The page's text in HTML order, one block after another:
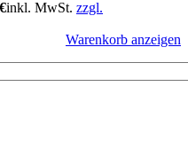
inkl. MwSt. zzgl.
Warenkorb anzeigen